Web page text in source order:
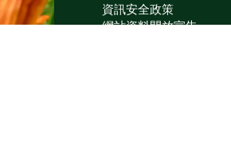
資訊安全政策
網站資料開放宣告